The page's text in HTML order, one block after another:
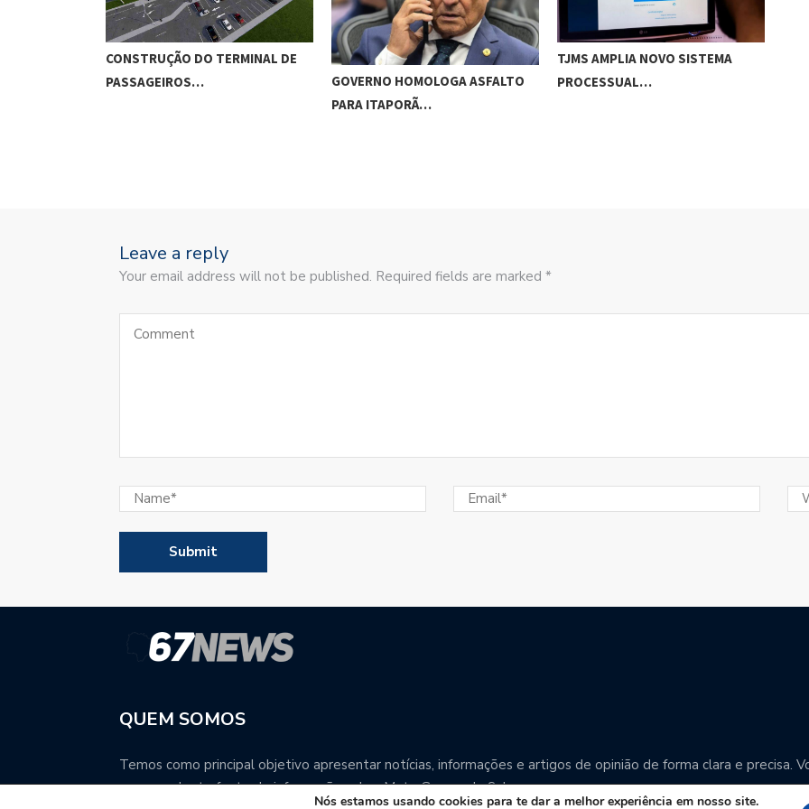
CONSTRUÇÃO DO TERMINAL DE
PASSAGEIROS…
GOVERNO HOMOLOGA ASFALTO
PARA ITAPORÃ…
TJMS AMPLIA NOVO SISTEMA
PROCESSUAL…
Leave a reply
Your email address will not be published. Required fields are marked *
QUEM SOMOS
Temos como principal objetivo apresentar notícias, informações e artigos de opinião de forma clara e precisa.
uma excelente fonte de informação sobre Mato Grosso do Sul.
Nós estamos usando cookies para te dar a melhor experiência em nosso site.